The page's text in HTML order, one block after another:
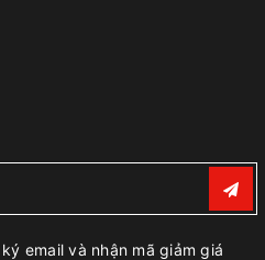
email và nhận mã giảm giá